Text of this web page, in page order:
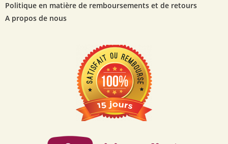
Politique en matière de remboursements et de retours
A propos de nous